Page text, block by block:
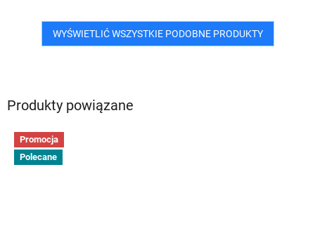
Produkty powiązane
Promocja
Polecane
WYŚWIETLIĆ WSZYSTKIE PODOBNE PRODUKTY